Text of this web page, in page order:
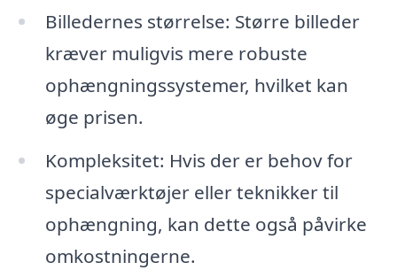
Billedernes størrelse: Større billeder
kræver muligvis mere robuste
ophængningssystemer, hvilket kan
øge prisen.
Kompleksitet: Hvis der er behov for
specialværktøjer eller teknikker til
ophængning, kan dette også påvirke
omkostningerne.